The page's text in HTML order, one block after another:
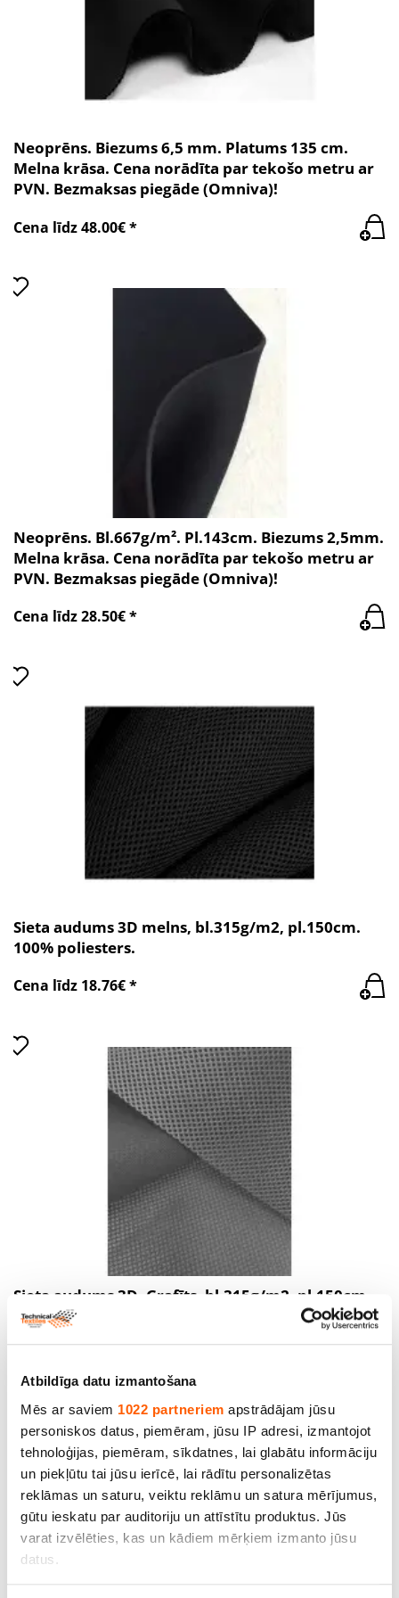
Atbildīga datu izmantošana
Mēs ar saviem 1022 partneriem apstrādājam jūsu
personiskos datus, piemēram, jūsu IP adresi, izmantojot
tehnoloģijas, piemēram, sīkdatnes, lai glabātu informāciju
un piekļūtu tai jūsu ierīcē, lai rādītu personalizētas
reklāmas un saturu, veiktu reklāmu un satura mērījumus,
gūtu ieskatu par auditoriju un attīstītu produktus. Jūs
varat izvēlēties, kas un kādiem mērķiem izmanto jūsu
datus.
Neoprēns. Biezums 6,5 mm. Platums 135 cm.
Melna krāsa. Cena norādīta par tekošo metru ar
PVN. Bezmaksas piegāde (Omniva)!
Cena līdz 48.00€ *
Neoprēns. Bl.667g/m². Pl.143cm. Biezums 2,5mm.
Melna krāsa. Cena norādīta par tekošo metru ar
PVN. Bezmaksas piegāde (Omniva)!
Cena līdz 28.50€ *
Sieta audums 3D melns, bl.315g/m2, pl.150cm.
100% poliesters.
Cena līdz 18.76€ *
Sieta audums 3D, Grafīts, bl.315g/m2, pl.150cm.
100 % poliesters. Cena norādīta par tekošo metru
Cena līdz 18.76€ *